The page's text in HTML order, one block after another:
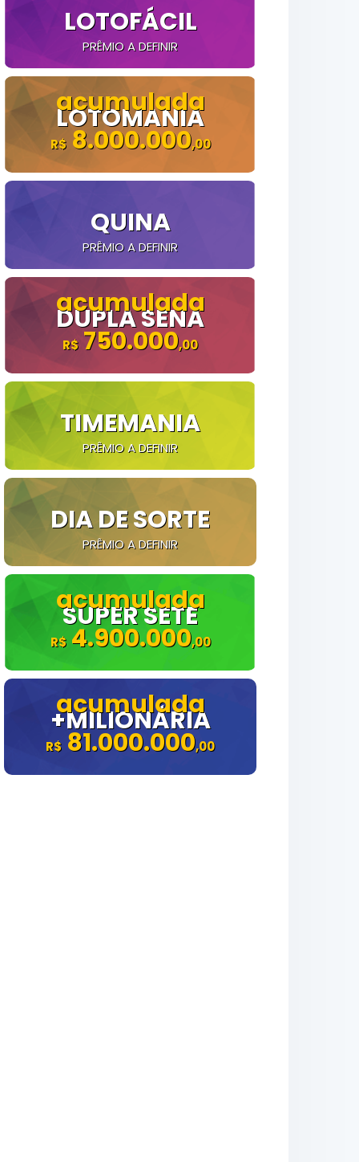
LOTOFÁCIL
PRÊMIO A DEFINIR
LOTOMANIA
8.000.000
QUINA
PRÊMIO A DEFINIR
DUPLA SENA
750.000
TIMEMANIA
PRÊMIO A DEFINIR
DIA DE SORTE
PRÊMIO A DEFINIR
SUPER SETE
4.900.000
+MILIONÁRIA
81.000.000